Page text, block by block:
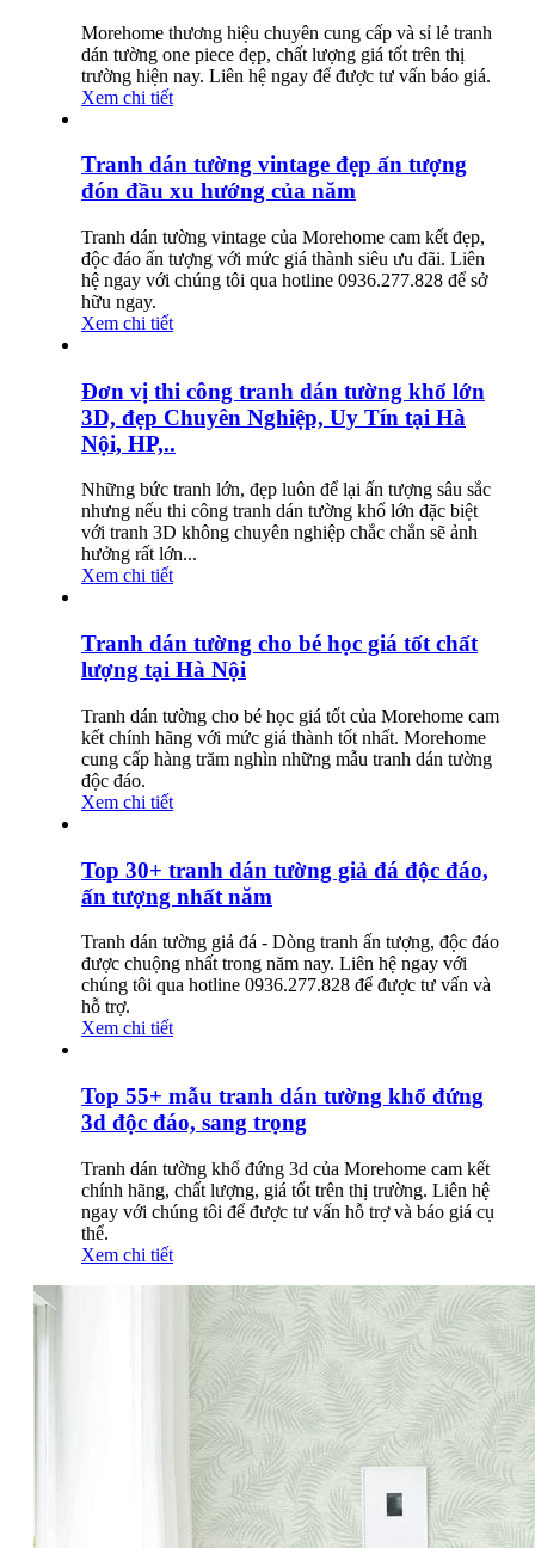
Morehome thương hiệu chuyên cung cấp và sỉ lẻ tranh
dán tường one piece đẹp, chất lượng giá tốt trên thị
trường hiện nay. Liên hệ ngay để được tư vấn báo giá.
Xem chi tiết
Tranh dán tường vintage đẹp ấn tượng
đón đầu xu hướng của năm
Tranh dán tường vintage của Morehome cam kết đẹp,
độc đáo ấn tượng với mức giá thành siêu ưu đãi. Liên
hệ ngay với chúng tôi qua hotline 0936.277.828 để sở
hữu ngay.
Xem chi tiết
Đơn vị thi công tranh dán tường khổ lớn
3D, đẹp Chuyên Nghiệp, Uy Tín tại Hà
Nội, HP,..
Những bức tranh lớn, đẹp luôn để lại ấn tượng sâu sắc
nhưng nếu thi công tranh dán tường khổ lớn đặc biệt
với tranh 3D không chuyên nghiệp chắc chắn sẽ ảnh
hưởng rất lớn...
Xem chi tiết
Tranh dán tường cho bé học giá tốt chất
lượng tại Hà Nội
Tranh dán tường cho bé học giá tốt của Morehome cam
kết chính hãng với mức giá thành tốt nhất. Morehome
cung cấp hàng trăm nghìn những mẫu tranh dán tường
độc đáo.
Xem chi tiết
Top 30+ tranh dán tường giả đá độc đáo,
ấn tượng nhất năm
Tranh dán tường giả đá - Dòng tranh ấn tượng, độc đáo
được chuộng nhất trong năm nay. Liên hệ ngay với
chúng tôi qua hotline 0936.277.828 để được tư vấn và
hỗ trợ.
Xem chi tiết
Top 55+ mẫu tranh dán tường khổ đứng
3d độc đáo, sang trọng
Tranh dán tường khổ đứng 3d của Morehome cam kết
chính hãng, chất lượng, giá tốt trên thị trường. Liên hệ
ngay với chúng tôi để được tư vấn hỗ trợ và báo giá cụ
thể.
Xem chi tiết